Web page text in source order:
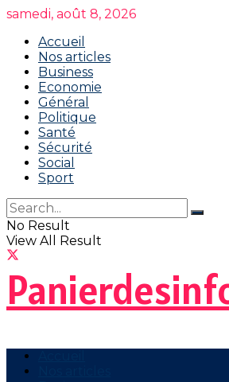
samedi, août 8, 2026
Accueil
Nos articles
Business
Economie
Général
Politique
Santé
Sécurité
Social
Sport
No Result
View All Result